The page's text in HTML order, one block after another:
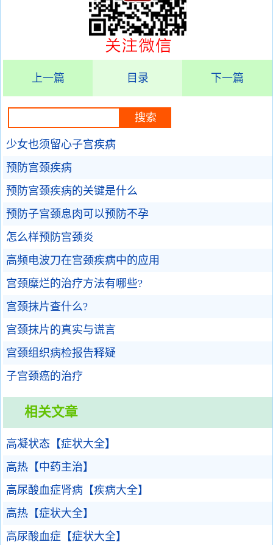
上一篇 目录 下一篇
少女也须留心子宫疾病
预防宫颈疾病
预防宫颈疾病的关键是什么
预防子宫颈息肉可以预防不孕
怎么样预防宫颈炎
高频电波刀在宫颈疾病中的应用
宫颈糜烂的治疗方法有哪些?
宫颈抹片查什么?
宫颈抹片的真实与谎言
宫颈组织病检报告释疑
子宫颈癌的治疗
相关文章
高凝状态【症状大全】
高热【中药主治】
高尿酸血症肾病【疾病大全】
高热【症状大全】
高尿酸血症【症状大全】